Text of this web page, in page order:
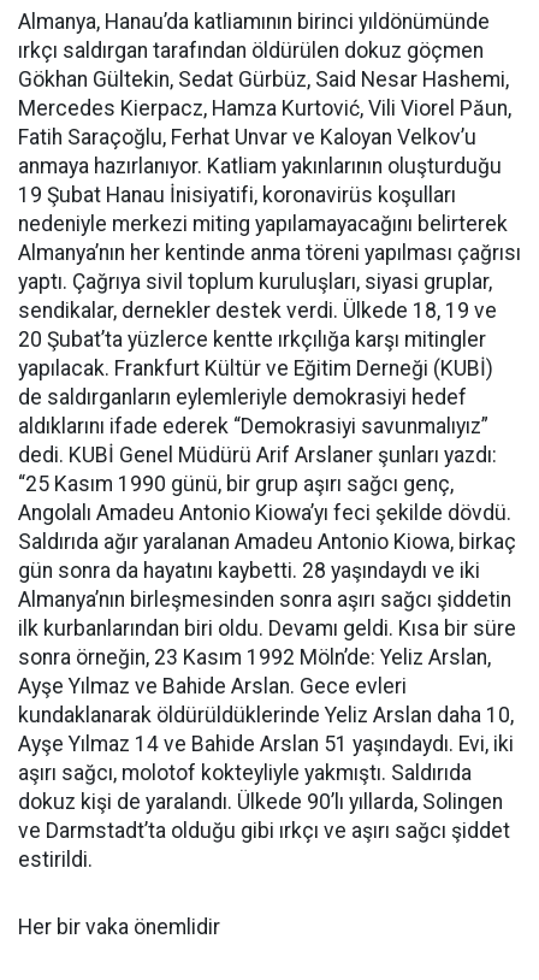
Almanya, Hanau’da katliamının birinci yıldönümünde
ırkçı saldırgan tarafından öldürülen dokuz göçmen
Gökhan Gültekin, Sedat Gürbüz, Said Nesar Hashemi,
Mercedes Kierpacz, Hamza Kurtović, Vili Viorel Păun,
Fatih Saraçoğlu, Ferhat Unvar ve Kaloyan Velkov’u
anmaya hazırlanıyor. Katliam yakınlarının oluşturduğu
19 Şubat Hanau İnisiyatifi, koronavirüs koşulları
nedeniyle merkezi miting yapılamayacağını belirterek
Almanya’nın her kentinde anma töreni yapılması çağrısı
yaptı. Çağrıya sivil toplum kuruluşları, siyasi gruplar,
sendikalar, dernekler destek verdi. Ülkede 18, 19 ve
20 Şubat’ta yüzlerce kentte ırkçılığa karşı mitingler
yapılacak. Frankfurt Kültür ve Eğitim Derneği (KUBİ)
de saldırganların eylemleriyle demokrasiyi hedef
aldıklarını ifade ederek “Demokrasiyi savunmalıyız”
dedi. KUBİ Genel Müdürü Arif Arslaner şunları yazdı:
“25 Kasım 1990 günü, bir grup aşırı sağcı genç,
Angolalı Amadeu Antonio Kiowa’yı feci şekilde dövdü.
Saldırıda ağır yaralanan Amadeu Antonio Kiowa, birkaç
gün sonra da hayatını kaybetti. 28 yaşındaydı ve iki
Almanya’nın birleşmesinden sonra aşırı sağcı şiddetin
ilk kurbanlarından biri oldu. Devamı geldi. Kısa bir süre
sonra örneğin, 23 Kasım 1992 Möln’de: Yeliz Arslan,
Ayşe Yılmaz ve Bahide Arslan. Gece evleri
kundaklanarak öldürüldüklerinde Yeliz Arslan daha 10,
Ayşe Yılmaz 14 ve Bahide Arslan 51 yaşındaydı. Evi, iki
aşırı sağcı, molotof kokteyliyle yakmıştı. Saldırıda
dokuz kişi de yaralandı. Ülkede 90’lı yıllarda, Solingen
ve Darmstadt’ta olduğu gibi ırkçı ve aşırı sağcı şiddet
estirildi.
Her bir vaka önemlidir